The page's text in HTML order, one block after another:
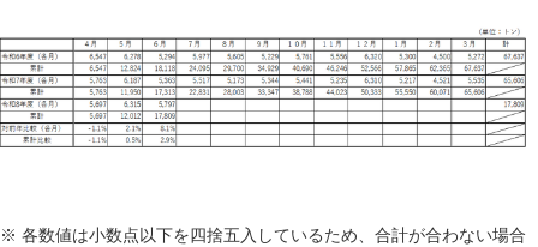
※ 各数値は小数点以下を四捨五入しているため、合計が合わない場合